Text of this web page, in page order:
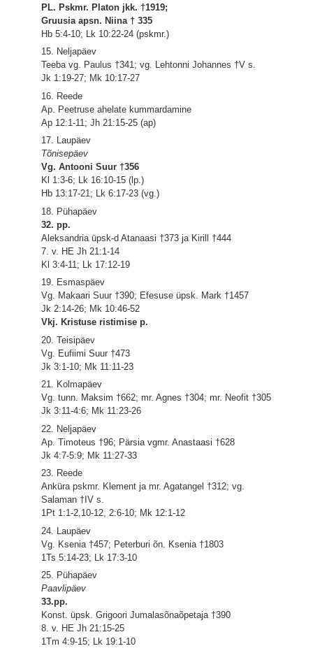
PL. Pskmr. Platon jkk. †1919;
Gruusia apsn. Niina † 335
Hb 5:4-10; Lk 10:22-24 (pskmr.)
15. Neljapäev
Teeba vg. Paulus †341; vg. Lehtonni Johannes †V s.
Jk 1:19-27; Mk 10:17-27
16. Reede
Ap. Peetruse ahelate kummardamine
Ap 12:1-11; Jh 21:15-25 (ap)
17. Laupäev
Tõnisepäev
Vg. Antooni Suur †356
Kl 1:3-6; Lk 16:10-15 (lp.)
Hb 13:17-21; Lk 6:17-23 (vg.)
18. Pühapäev
32. pp.
Aleksandria üpsk-d Atanaasi †373 ja Kirill †444
7. v. HE Jh 21:1-14
Kl 3:4-11; Lk 17:12-19
19. Esmaspäev
Vg. Makaari Suur †390; Efesuse üpsk. Mark †1457
Jk 2:14-26; Mk 10:46-52
Vkj. Kristuse ristimise p.
20. Teisipäev
Vg. Eufiimi Suur †473
Jk 3:1-10; Mk 11:11-23
21. Kolmapäev
Vg. tunn. Maksim †662; mr. Agnes †304; mr. Neofit †305
Jk 3:11-4:6; Mk 11:23-26
22. Neljapäev
Ap. Timoteus †96; Pärsia vgmr. Anastaasi †628
Jk 4:7-5:9; Mk 11:27-33
23. Reede
Anküra pskmr. Klement ja mr. Agatangel †312; vg.
Salaman †IV s.
1Pt 1:1-2,10-12, 2:6-10; Mk 12:1-12
24. Laupäev
Vg. Ksenia †457; Peterburi õn. Ksenia †1803
1Ts 5:14-23; Lk 17:3-10
25. Pühapäev
Paavlipäev
33.pp.
Konst. üpsk. Grigoori Jumalasõnaõpetaja †390
8. v. HE Jh 21:15-25
1Tm 4:9-15; Lk 19:1-10